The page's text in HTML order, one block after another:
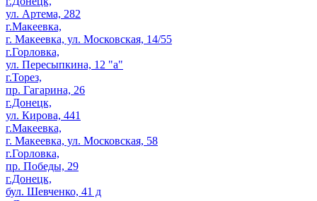
ул. Артема, 282
г.Макеевка,
г. Макеевка, ул. Московская, 14/55
г.Горловка,
ул. Пересыпкина, 12 "а"
г.Торез,
пр. Гагарина, 26
г.Донецк,
ул. Кирова, 441
г.Макеевка,
г. Макеевка, ул. Московская, 58
г.Горловка,
пр. Победы, 29
г.Донецк,
бул. Шевченко, 41 д